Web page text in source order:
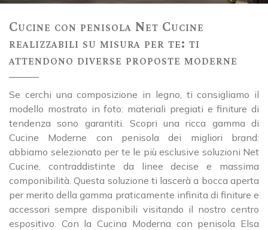
Cucine con penisola Net Cucine
realizzabili su misura per te: ti
attendono diverse proposte moderne
Se cerchi una composizione in legno, ti consigliamo il
modello mostrato in foto: materiali pregiati e finiture di
tendenza sono garantiti. Scopri una ricca gamma di
Cucine Moderne con penisola dei migliori brand:
abbiamo selezionato per te le più esclusive soluzioni Net
Cucine, contraddistinte da linee decise e massima
componibilità. Questa soluzione ti lascerà a bocca aperta
per merito della gamma praticamente infinita di finiture e
accessori sempre disponibili visitando il nostro centro
espositivo. Con la Cucina Moderna con penisola Elsa